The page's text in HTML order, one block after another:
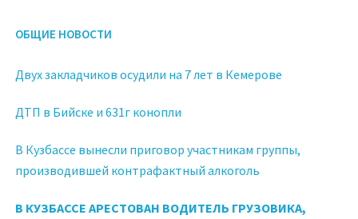
ОБЩИЕ НОВОСТИ
Двух закладчиков осудили на 7 лет в Кемерове
ДТП в Бийске и 631г конопли
В Кузбассе вынесли приговор участникам группы,
производившей контрафактный алкоголь
В КУЗБАССЕ АРЕСТОВАН ВОДИТЕЛЬ ГРУЗОВИКА,